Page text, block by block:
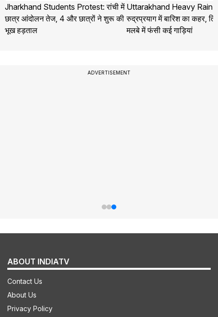
Jharkhand Students Protest: रांची में
छात्र आंदोलन तेज, 4 और छात्रों ने शुरू की
भूख हड़ताल
Uttarakhand Heavy Rain
रुद्रप्रयाग में बारिश का कहर,
मलबे में फंसी कई गाड़ियां
ADVERTISEMENT
ABOUT INDIATV
Contact Us
About Us
Privacy Policy